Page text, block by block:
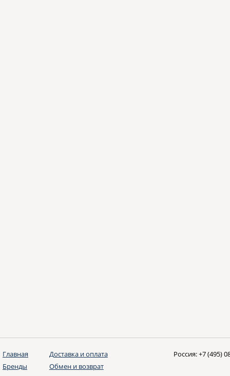
Главная
Бренды
Доставка и оплата
Обмен и возврат
Россия:+7 (495)